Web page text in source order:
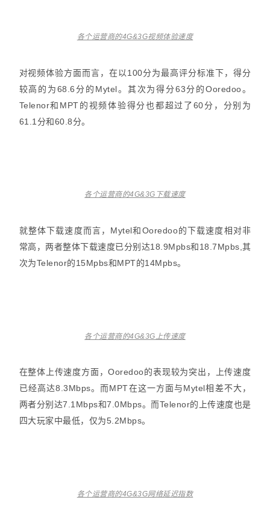
各个运营商的4G&3G视频体验速度
对视频体验方面而言，在以100分为最高评分标准下，得分
较高的为68.6分的Mytel。其次为得分63分的Ooredoo。
Telenor和MPT的视频体验得分也都超过了60分，分别为
61.1分和60.8分。
各个运营商的4G&3G下载速度
就整体下载速度而言，Mytel和Ooredoo的下载速度相对非
常高，两者整体下载速度已分别达18.9Mpbs和18.7Mpbs,其
次为Telenor的15Mpbs和MPT的14Mpbs。
各个运营商的4G&3G上传速度
在整体上传速度方面，Ooredoo的表现较为突出，上传速度
已经高达8.3Mbps。而MPT在这一方面与Mytel相差不大，
两者分别达7.1Mbps和7.0Mbps。而Telenor的上传速度也是
四大玩家中最低，仅为5.2Mbps。
各个运营商的4G&3G网络延迟指数